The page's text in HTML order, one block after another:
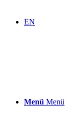
EN
Menü Menü